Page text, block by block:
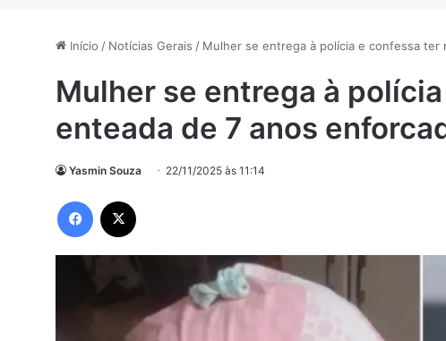
Início / Notícias Gerais / Mulher se entrega à polícia e confessa ter
Mulher se entrega à
enteada de 7 anos
Yasmin Souza 22/11/2025 às 11:14
Facebook